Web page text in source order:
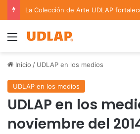
Menu
Inicio / UDLAP en los medios
UDLAP en los medios
UDLAP en los
noviembre del